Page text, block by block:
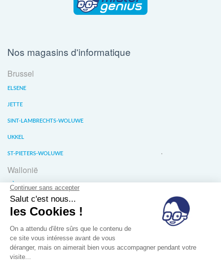
Nos magasins d'informatique
Brussel
ELSENE
JETTE
SINT-LAMBRECHTS-WOLUWE
UKKEL
ST-PIETERS-WOLUWE
Wallonië
LIÈGE
WATERLOO
WAVER